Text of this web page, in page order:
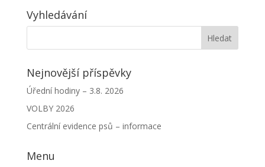
Vyhledávání
Nejnovější příspěvky
Úřední hodiny – 3.8. 2026
VOLBY 2026
Centrální evidence psů – informace
Menu